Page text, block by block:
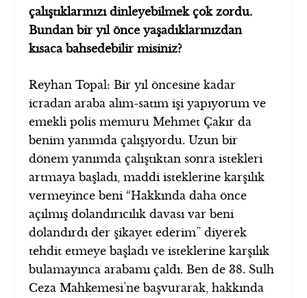
çalıştıklarınızı dinleyebilmek çok zordu.
Bundan bir yıl önce yaşadıklarınızdan
kısaca bahsedebilir misiniz?
Reyhan Topal: Bir yıl öncesine kadar
icradan araba alım-satım işi yapıyorum ve
emekli polis memuru Mehmet Çakır da
benim yanımda çalışıyordu. Uzun bir
dönem yanımda çalıştıktan sonra istekleri
artmaya başladı, maddi isteklerine karşılık
vermeyince beni “Hakkında daha önce
açılmış dolandırıcılık davası var beni
dolandırdı der şikayet ederim” diyerek
tehdit etmeye başladı ve isteklerine karşılık
bulamayınca arabamı çaldı. Ben de 38. Sulh
Ceza Mahkemesi’ne başvurarak, hakkında